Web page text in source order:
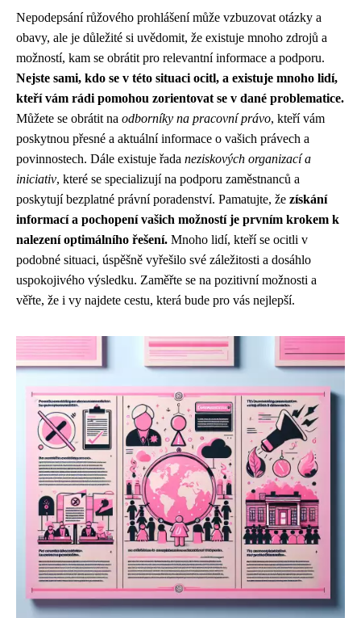
Nepodepsání růžového prohlášení může vzbuzovat otázky a
obavy, ale je důležité si uvědomit, že existuje mnoho zdrojů a
možností, kam se obrátit pro relevantní informace a podporu.
Nejste sami, kdo se v této situaci ocitl, a existuje mnoho lidí,
kteří vám rádi pomohou zorientovat se v dané problematice.
Můžete se obrátit na odborníky na pracovní právo, kteří vám
poskytnou přesné a aktuální informace o vašich právech a
povinnostech. Dále existuje řada neziskových organizací a
iniciativ, které se specializují na podporu zaměstnanců a
poskytují bezplatné právní poradenství. Pamatujte, že získání
informací a pochopení vašich možností je prvním krokem k
nalezení optimálního řešení. Mnoho lidí, kteří se ocitli v
podobné situaci, úspěšně vyřešilo své záležitosti a dosáhlo
uspokojivého výsledku. Zaměřte se na pozitivní možnosti a
věřte, že i vy najdete cestu, která bude pro vás nejlepší.